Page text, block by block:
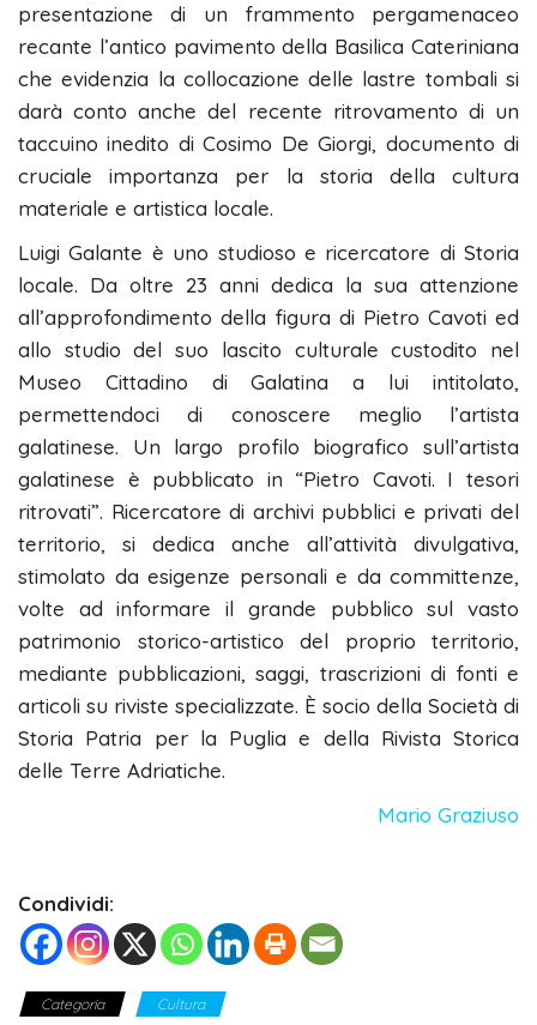
presentazione di un frammento pergamenaceo
recante l’antico pavimento della Basilica Cateriniana
che evidenzia la collocazione delle lastre tombali si
darà conto anche del recente ritrovamento di un
taccuino inedito di Cosimo De Giorgi, documento di
cruciale importanza per la storia della cultura
materiale e artistica locale.
Luigi Galante è uno studioso e ricercatore di Storia
locale. Da oltre 23 anni dedica la sua attenzione
all’approfondimento della figura di Pietro Cavoti ed
allo studio del suo lascito culturale custodito nel
Museo Cittadino di Galatina a lui intitolato,
permettendoci di conoscere meglio l’artista
galatinese. Un largo profilo biografico sull’artista
galatinese è pubblicato in “Pietro Cavoti. I tesori
ritrovati”. Ricercatore di archivi pubblici e privati del
territorio, si dedica anche all’attività divulgativa,
stimolato da esigenze personali e da committenze,
volte ad informare il grande pubblico sul vasto
patrimonio storico-artistico del proprio territorio,
mediante pubblicazioni, saggi, trascrizioni di fonti e
articoli su riviste specializzate. È socio della Società di
Storia Patria per la Puglia e della Rivista Storica
delle Terre Adriatiche.
Mario Graziuso
Condividi:
Categoria Cultura